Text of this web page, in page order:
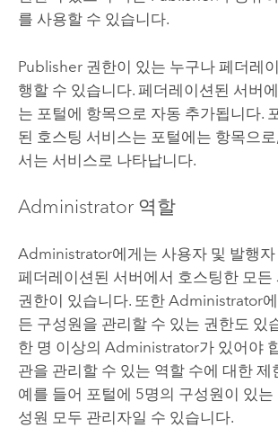
를 사용할 수 있습니다.
Publisher 권한이 있는 누구나 페더레
행할 수 있습니다. 페더레이션된 서버
는 포털에 항목으로 자동 추가됩니다.
된 호스팅 서비스는 포털에는 항목으
서는 서비스로 나타납니다.
Administrator 역할
Administrator에게는 사용자 및 발행자
페더레이션된 서버에서 호스팅한 모든
권한이 있습니다. 또한 Administrator
든 구성원을 관리할 수 있는 권한도 있
한 명 이상의 Administrator가 있어야
관을 관리할 수 있는 역할 수에 대한 제
예를 들어 포털에 5명의 구성원이 있는
성원 모두 관리자일 수 있습니다.